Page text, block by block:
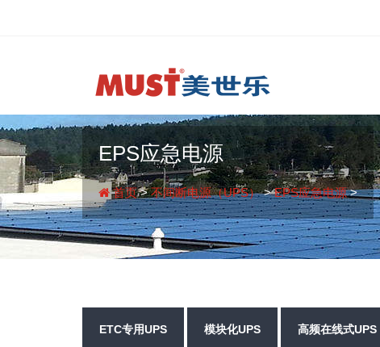
EPS应急电源
首页>不间断电源（UPS）>EPS应急电源>
ETC专用UPS 模块化UPS 高频在线式UPS